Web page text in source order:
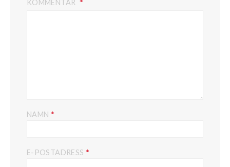
KOMMENTAR
NAMN *
E-POSTADRESS *